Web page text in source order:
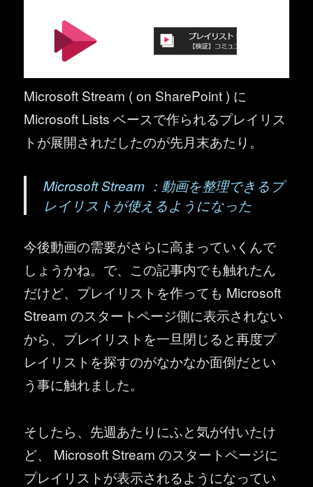
Microsoft Stream ( on SharePoint ) に
Microsoft Lists ベースで作られるプレイリス
トが展開されだしたのが先月末あたり。
Microsoft Stream ：動画を整理できるプ
レイリストが使えるようになった
今後動画の需要がさらに高まっていくんで
しょうかね。で、この記事内でも触れたん
だけど、プレイリストを作っても Microsoft
Stream のスタートページ側に表示されない
から、プレイリストを一旦閉じると再度プ
レイリストを探すのがなかなか面倒だとい
う事に触れました。
そしたら、先週あたりにふと気が付いたけ
ど、 Microsoft Stream のスタートページに
プレイリストが表示されるようになってい